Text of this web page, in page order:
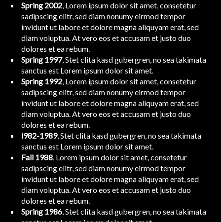
Spring 2002, Lorem ipsum dolor sit amet, consetetur
sadipscing elitr, sed diam nonumy eirmod tempor
invidunt ut labore et dolore magna aliquyam erat, sed
diam voluptua. At vero eos et accusam et justo duo
dolores et ea rebum.
Spring 1997, Stet clita kasd gubergren, no sea takimata
sanctus est Lorem ipsum dolor sit amet.
Spring 1992, Lorem ipsum dolor sit amet, consetetur
sadipscing elitr, sed diam nonumy eirmod tempor
invidunt ut labore et dolore magna aliquyam erat, sed
diam voluptua. At vero eos et accusam et justo duo
dolores et ea rebum.
l982-1989, Stet clita kasd gubergren, no sea takimata
sanctus est Lorem ipsum dolor sit amet.
Fall 1988, Lorem ipsum dolor sit amet, consetetur
sadipscing elitr, sed diam nonumy eirmod tempor
invidunt ut labore et dolore magna aliquyam erat, sed
diam voluptua. At vero eos et accusam et justo duo
dolores et ea rebum.
Spring 1986, Stet clita kasd gubergren, no sea takimata